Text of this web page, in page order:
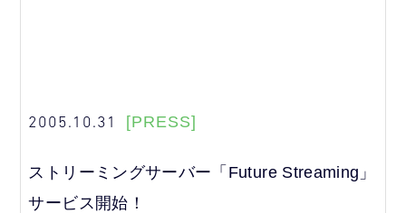
2005.10.31 [PRESS]
ストリーミングサーバー「Future Streaming」
サービス開始！